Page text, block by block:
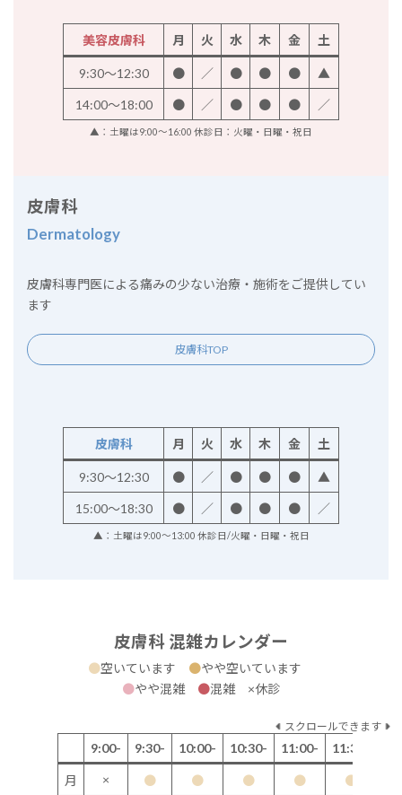
美容皮膚科 月 火 水 木 金 土
9:30～12:30 ● ／ ● ● ● ▲
14:00～18:00 ● ／ ● ● ● ／
▲：土曜は9:00～16:00 休診日：火曜・日曜・祝日
皮膚科
Dermatology
皮膚科専門医による痛みの少ない治療・施術をご提供してい
ます
皮膚科TOP
皮膚科 月 火 水 木 金 土
9:30～12:30 ● ／ ● ● ● ▲
15:00～18:30 ● ／ ● ● ● ／
▲：土曜は9:00～13:00 休診日/火曜・日曜・祝日
皮膚科 混雑カレンダー
●空いています ●やや空いています
●やや混雑 ●混雑 ×休診
スクロールできます
9:00- 9:30- 10:00- 10:30- 11:00- 11:30-
月 × ● ● ● ● ●